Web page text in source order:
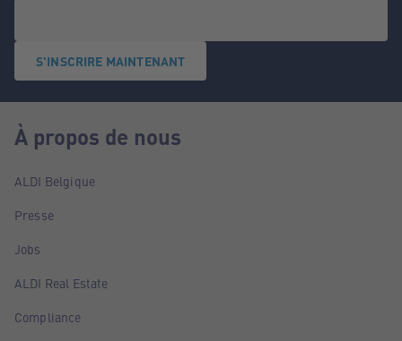
S'INSCRIRE MAINTENANT
À propos de nous
ALDI Belgique
Presse
Jobs
ALDI Real Estate
Compliance